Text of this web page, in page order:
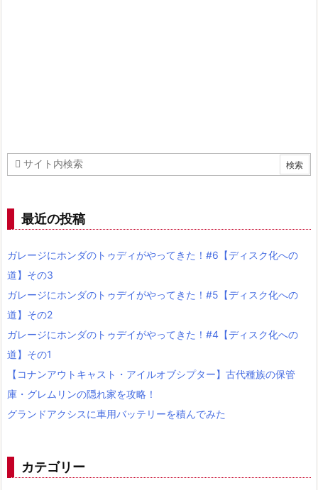
最近の投稿
ガレージにホンダのトゥディがやってきた！#6【ディスク化への
道】その3
ガレージにホンダのトゥデイがやってきた！#5【ディスク化への
道】その2
ガレージにホンダのトゥデイがやってきた！#4【ディスク化への
道】その1
【コナンアウトキャスト・アイルオブシプター】古代種族の保管
庫・グレムリンの隠れ家を攻略！
グランドアクシスに車用バッテリーを積んでみた
カテゴリー